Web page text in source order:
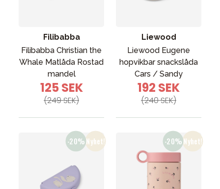
Filibabba
Filibabba Christian the
Whale Matlåda Rostad
mandel
125 SEK
(249 SEK)
Liewood
Liewood Eugene
hopvikbar snackslåda
Cars / Sandy
192 SEK
(240 SEK)